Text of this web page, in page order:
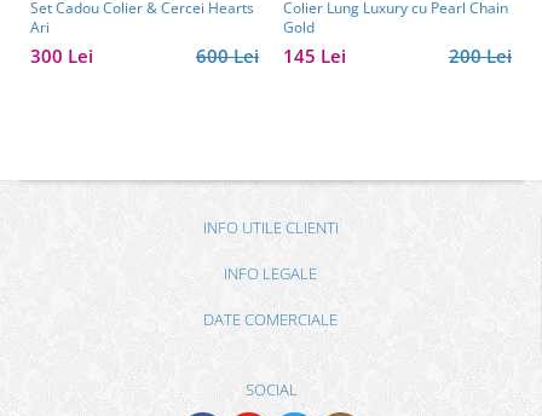
Set Cadou Colier & Cercei Hearts
Ari
600 Lei
300 Lei
Colier Lung Luxury cu Pearl Chain
Gold
200 Lei
145 Lei
INFO UTILE CLIENTI
INFO LEGALE
DATE COMERCIALE
SOCIAL